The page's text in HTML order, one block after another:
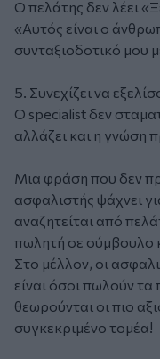
Ο πελάτης δεν λέει
«Αυτός είναι ο
συνταξιοδοτικό μου
5. Συνεχίζει να
Ο specialist δεν
αλλάζει και η γνώση
Μια φράση που δεν
ασφαλιστής ψάχνει
αναζητείται από
πωλητή σε σύμβουλο
Στο μέλλον, οι
είναι όσοι πωλούν
θεωρούνται οι πιο
συγκεκριμένο τομέα!